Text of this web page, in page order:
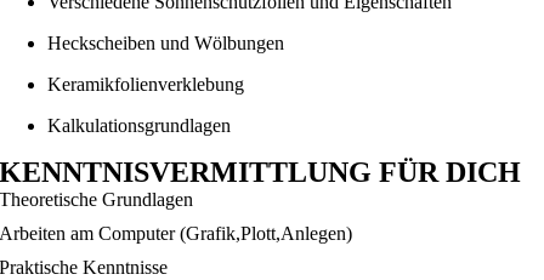
Heckscheiben und Wölbungen
Keramikfolienverklebung
Kalkulationsgrundlagen
KENNTNISVERMITTLUNG FÜR DICH
Theoretische Grundlagen
Arbeiten am Computer (Grafik,Plott,Anlegen)
Praktische Kenntnisse